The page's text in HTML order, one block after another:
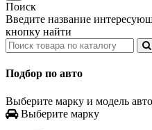
Поиск
Введите название
кнопку найти
Подбор по авто
Выберите марку и модель
Выберите марку